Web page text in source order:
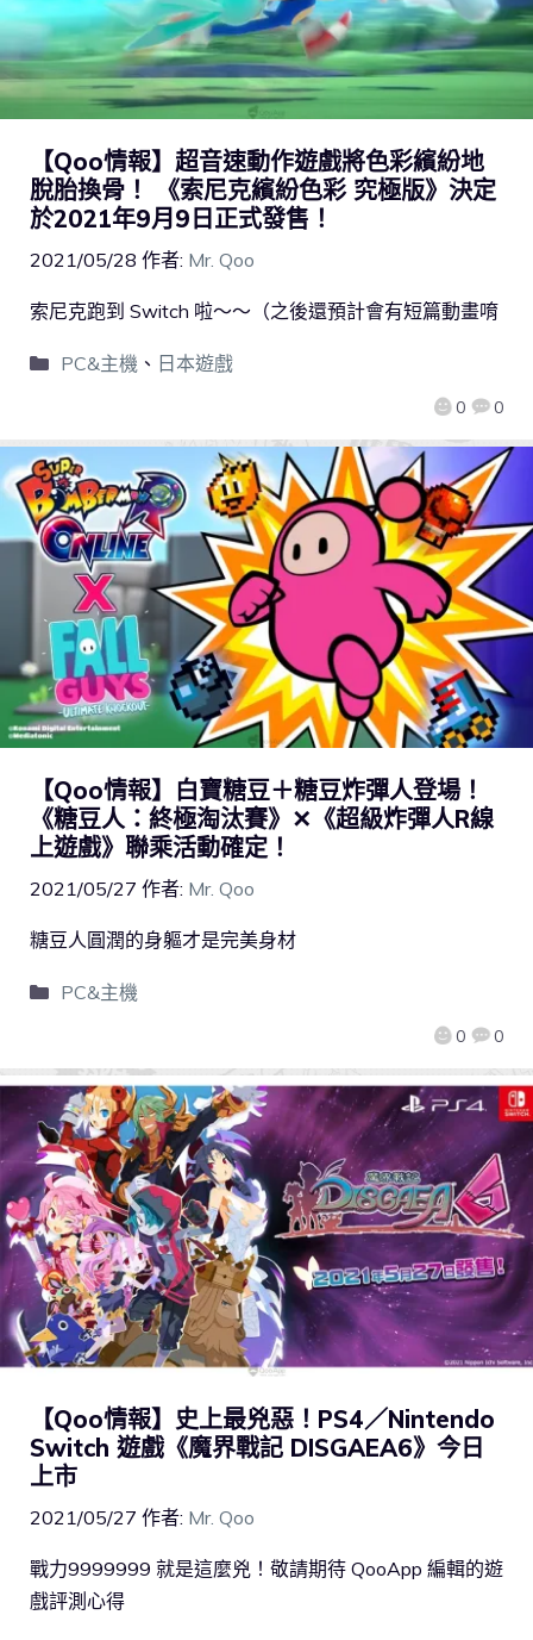
【Qoo情報】超音速動作遊戲將色彩繽紛地
脫胎換骨！ 《索尼克繽紛色彩 究極版》決定
於2021年9月9日正式發售！
2021/05/28 作者: Mr. Qoo
0 0
索尼克跑到 Switch 啦～～（之後還預計會有短篇動畫唷
PC&主機、 日本遊戲
【Qoo情報】白寶糖豆＋糖豆炸彈人登場！
《糖豆人：終極淘汰賽》✕《超級炸彈人R線
上遊戲》聯乘活動確定！
2021/05/27 作者: Mr. Qoo
0 0
糖豆人圓潤的身軀才是完美身材
PC&主機
【Qoo情報】史上最兇惡！PS4／Nintendo
Switch 遊戲《魔界戰記 DISGAEA6》今日
上市
2021/05/27 作者: Mr. Qoo
戰力9999999 就是這麼兇！敬請期待 QooApp 編輯的遊
戲評測心得